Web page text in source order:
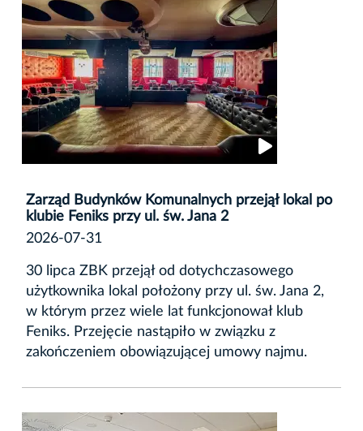
Zarząd Budynków Komunalnych przejął lokal po
klubie Feniks przy ul. św. Jana 2
2026-07-31
30 lipca ZBK przejął od dotychczasowego
użytkownika lokal położony przy ul. św. Jana 2,
w którym przez wiele lat funkcjonował klub
Feniks. Przejęcie nastąpiło w związku z
zakończeniem obowiązującej umowy najmu.